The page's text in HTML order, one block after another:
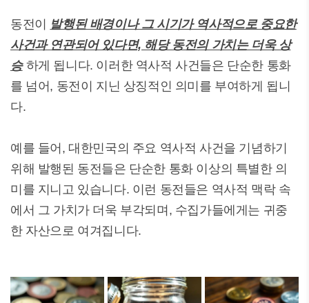
동전이
발행된 배경이나 그 시기가 역사적으로 중요한
사건과 연관되어 있다면, 해당 동전의 가치는 더욱 상
승 하게 됩니다. 이러한 역사적 사건들은 단순한 통화
를 넘어, 동전이 지닌 상징적인 의미를 부여하게 됩니
다.
예를 들어, 대한민국의 주요 역사적 사건을 기념하기
위해 발행된 동전들은 단순한 통화 이상의 특별한 의
미를 지니고 있습니다. 이런 동전들은 역사적 맥락 속
에서 그 가치가 더욱 부각되며, 수집가들에게는 귀중
한 자산으로 여겨집니다.